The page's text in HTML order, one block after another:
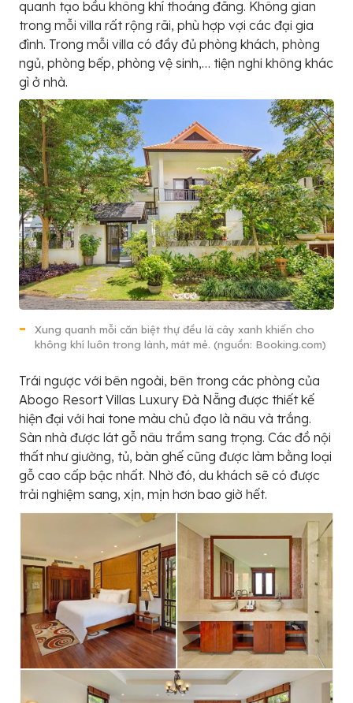
quanh tạo bầu không khí thoáng đãng. Không gian
trong mỗi villa rất rộng rãi, phù hợp vợi các đại gia
đình. Trong mỗi villa có đầy đủ phòng khách, phòng
ngủ, phòng bếp, phòng vệ sinh,… tiện nghi không khác
gì ở nhà.
Xung quanh mỗi căn biệt thự đều là cây xanh khiến cho
không khí luôn trong lành, mát mẻ. (nguồn: Booking.com)
Trái ngược với bên ngoài, bên trong các phòng của
Abogo Resort Villas Luxury Đà Nẵng được thiết kế
hiện đại với hai tone màu chủ đạo là nâu và trắng.
Sàn nhà được lát gỗ nâu trầm sang trọng. Các đồ nội
thất như giường, tủ, bàn ghế cũng được làm bằng loại
gỗ cao cấp bậc nhất. Nhờ đó, du khách sẽ có được
trải nghiệm sang, xịn, mịn hơn bao giờ hết.